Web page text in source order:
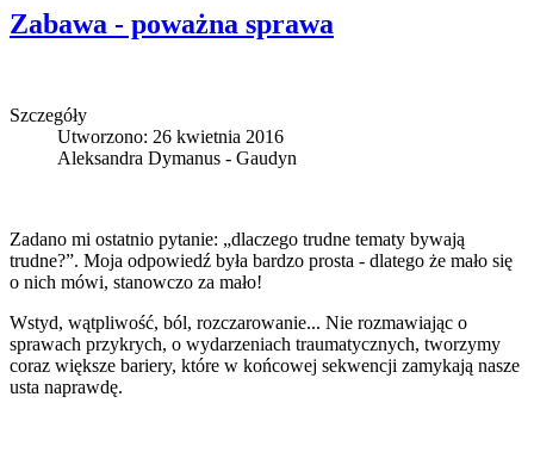
Zabawa - poważna sprawa
Szczegóły
Utworzono: 26 kwietnia 2016
Aleksandra Dymanus - Gaudyn
Zadano mi ostatnio pytanie: „dlaczego trudne tematy bywają
trudne?”. Moja odpowiedź była bardzo prosta - dlatego że mało się
o nich mówi, stanowczo za mało!
Wstyd, wątpliwość, ból, rozczarowanie... Nie rozmawiając o
sprawach przykrych, o wydarzeniach traumatycznych, tworzymy
coraz większe bariery, które w końcowej sekwencji zamykają nasze
usta naprawdę.